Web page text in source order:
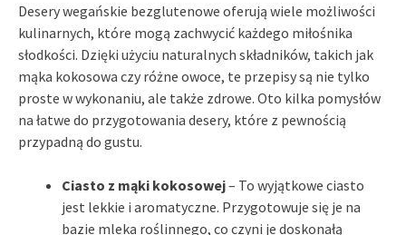
Desery wegańskie bezglutenowe oferują wiele możliwości
kulinarnych, które mogą zachwycić każdego miłośnika
słodkości. Dzięki użyciu naturalnych składników, takich jak
mąka kokosowa czy różne owoce, te przepisy są nie tylko
proste w wykonaniu, ale także zdrowe. Oto kilka pomysłów
na łatwe do przygotowania desery, które z pewnością
przypadną do gustu.
Ciasto z mąki kokosowej– To wyjątkowe ciasto
jest lekkie i aromatyczne. Przygotowuje się je na
bazie mleka roślinnego, co czyni je doskonałą